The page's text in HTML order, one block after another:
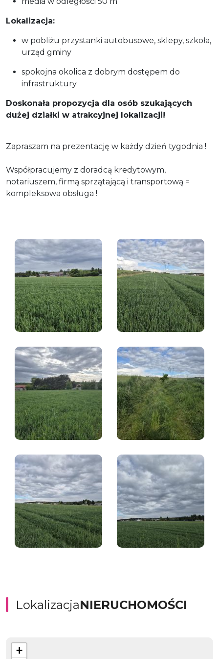
Lokalizacja:
w pobliżu przystanki autobusowe, sklepy, szkoła,
urząd gminy
spokojna okolica z dobrym dostępem do
infrastruktury
Doskonała propozycja dla osób szukających
dużej działki w atrakcyjnej lokalizacji!
Zapraszam na prezentację w każdy dzień tygodnia !
Współpracujemy z doradcą kredytowym,
notariuszem, firmą sprzątającą i transportową =
kompleksowa obsługa !
LokalizacjaNIERUCHOMOŚCI
+